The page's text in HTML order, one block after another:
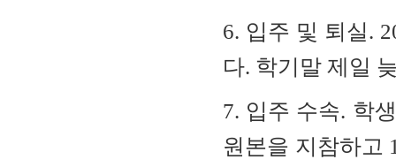
6. 입주 및 퇴실.
다. 학기말 제일
7. 입주 수속. 학
원본을 지참하고